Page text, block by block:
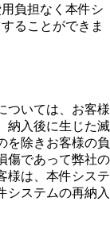
負担なく本件シ
ることができま
ついては、お客様
納入後に生じた滅
を除きお客様の負
傷であって弊社の
様は、本件システ
システムの再納入